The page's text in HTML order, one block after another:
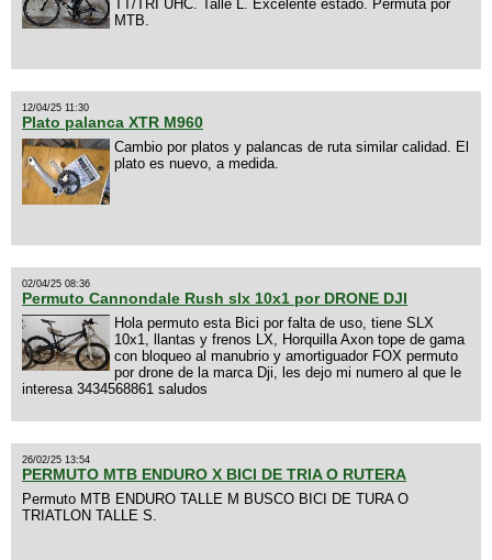
TT/TRI UHC. Talle L. Excelente estado. Permuta por
MTB.
12/04/25 11:30
Plato palanca XTR M960
Cambio por platos y palancas de ruta similar calidad. El
plato es nuevo, a medida.
02/04/25 08:36
Permuto Cannondale Rush slx 10x1 por DRONE DJI
Hola permuto esta Bici por falta de uso, tiene SLX
10x1, llantas y frenos LX, Horquilla Axon tope de gama
con bloqueo al manubrio y amortiguador FOX permuto
por drone de la marca Dji, les dejo mi numero al que le
interesa 3434568861 saludos
26/02/25 13:54
PERMUTO MTB ENDURO X BICI DE TRIA O RUTERA
Permuto MTB ENDURO TALLE M BUSCO BICI DE TURA O
TRIATLON TALLE S.